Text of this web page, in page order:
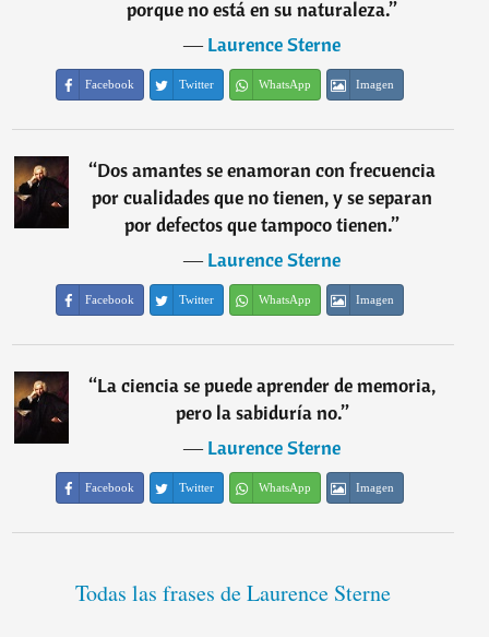
porque no está en su naturaleza.”
―Laurence Sterne
Facebook Twitter WhatsApp Imagen
“Dos amantes se enamoran con frecuencia
por cualidades que no tienen, y se separan
por defectos que tampoco tienen.”
―Laurence Sterne
Facebook Twitter WhatsApp Imagen
“La ciencia se puede aprender de memoria,
pero la sabiduría no.”
―Laurence Sterne
Facebook Twitter WhatsApp Imagen
Todas las frases de Laurence Sterne